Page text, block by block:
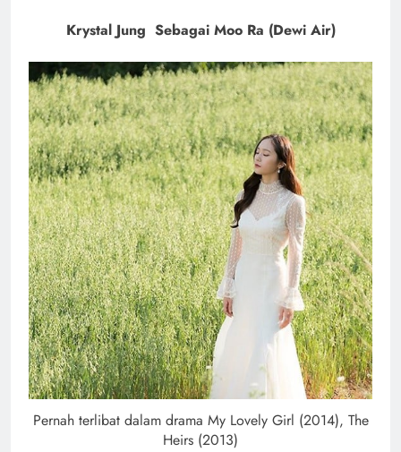
Krystal Jung Sebagai Moo Ra (Dewi Air)
Pernah terlibat dalam drama My Lovely Girl (2014), The
Heirs (2013)